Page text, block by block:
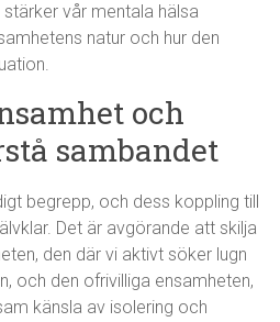
vår mentala hälsa
natur och hur den
och
sambandet
begrepp, och dess koppling till
Det är avgörande att skilja
den där vi aktivt söker lugn
och den ofrivilliga ensamheten,
känsla av isolering och